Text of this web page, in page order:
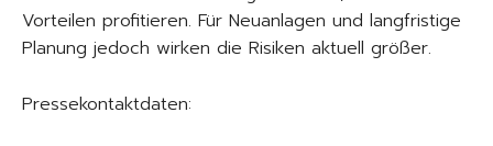
Vorteilen profitieren. Für Neuanlagen und langfristige
Planung jedoch wirken die Risiken aktuell größer.
Pressekontaktdaten: